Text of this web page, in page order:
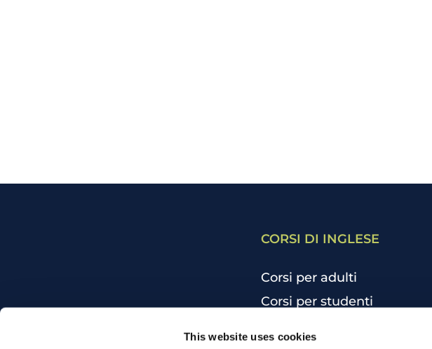
This website uses cookies
CORSI DI INGLESE
Corsi per adulti
Corsi per studenti